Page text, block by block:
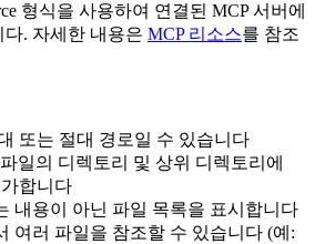
형식을 사용하여 연결된 MCP 서버에
. 자세한 내용은 MCP 리소스를 참조
또는 절대 경로일 수 있습니다
일의 디렉토리 및 상위 디렉토리에
합니다
내용이 아닌 파일 목록을 표시합니다
여러 파일을 참조할 수 있습니다 (예: